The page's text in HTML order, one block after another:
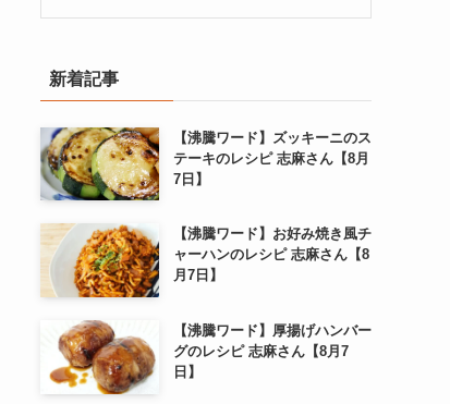
新着記事
【沸騰ワード】ズッキーニのス
テーキのレシピ 志麻さん【8月
7日】
【沸騰ワード】お好み焼き風チ
ャーハンのレシピ 志麻さん【8
月7日】
【沸騰ワード】厚揚げハンバー
グのレシピ 志麻さん【8月7
日】